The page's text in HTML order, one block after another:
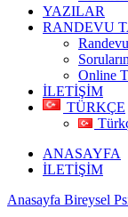
YAZILAR
RANDEVU
Online
İLETİŞİM
TÜRKÇE
ANASAYFA
İLETİŞİM
Anasayfa Bireysel